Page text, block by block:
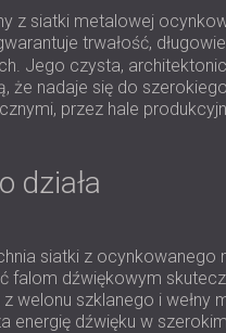
z siatki metalowej
trwałość,
Jego czysta,
że nadaje się do
przez hale
działa
siatki z ocynkowanego
falom dźwiękowym
z welonu szklanego i wełny
energię dźwięku w